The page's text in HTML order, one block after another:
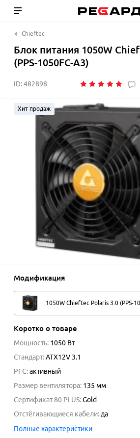
Chieftec
Блок питания 1050W
(PPS-1050FC-A3)
ID:482898
Хит продаж
Модификация
1050W Chieftec Polaris 3.0 (PPS-
Коротко о товаре
Мощность: 1050 Вт
Стандарт:ATX12V 3.1
PFC:активный
Размер вентилятора: 135 мм
Сертификат 80 PLUS:Gold
Отстёгивающиеся кабели: да
Полные характеристики